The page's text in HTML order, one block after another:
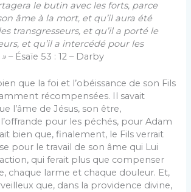
le butin avec les forts, parce
âme à la mort, et qu’il aura été
transgresseurs, et qu’il a porté le
et qu’il a intercédé pour les
– Ésaïe 53 : 12 – Darby
que la foi et l’obéissance de son Fils
récompensées. Il savait
l’âme de Jésus, son être,
pour les péchés, pour Adam
bien que, finalement, le Fils verrait
pour le travail de son âme qui Lui
qui ferait plus que compenser
chaque larme et chaque douleur. Et,
que, dans la providence divine,